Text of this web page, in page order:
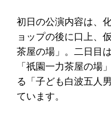
初日の公演内容は、
ョップの後に口上、
茶屋の場」。二日目
「祇園一力茶屋の場
る「子ども白波五人
ています。